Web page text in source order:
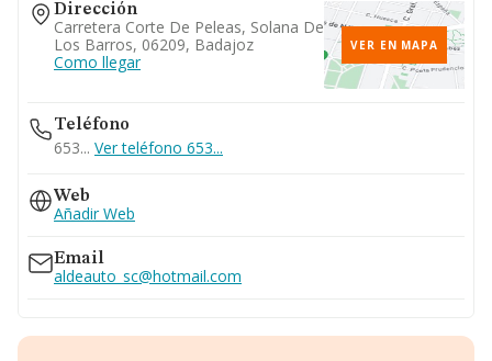
Dirección
Carretera Corte De Peleas, Solana De
Los Barros, 06209, Badajoz
Como llegar
VER EN MAPA
Teléfono
653... Ver teléfono 653...
Web
Añadir Web
Email
aldeauto_sc@hotmail.com